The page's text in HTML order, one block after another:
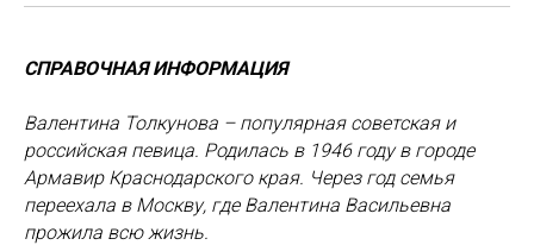
СПРАВОЧНАЯ ИНФОРМАЦИЯ
Валентина Толкунова – популярная советская и
российская певица. Родилась в 1946 году в городе
Армавир Краснодарского края. Через год семья
переехала в Москву, где Валентина Васильевна
прожила всю жизнь.